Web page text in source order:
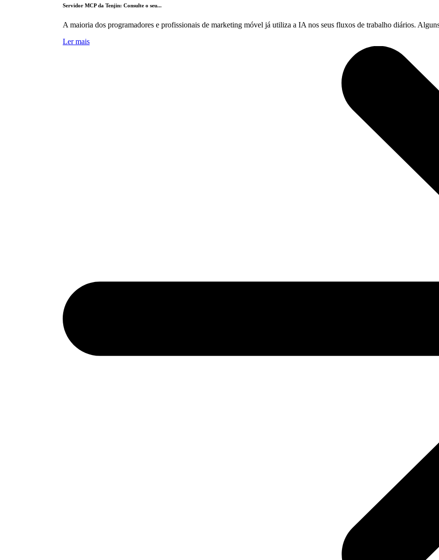
Servidor MCP da Tenjin: Consulte o seu...
A maioria dos programadores e profissionais de marketing móvel já utiliza a IA nos seus fluxos de trabalho diários.
Ler mais